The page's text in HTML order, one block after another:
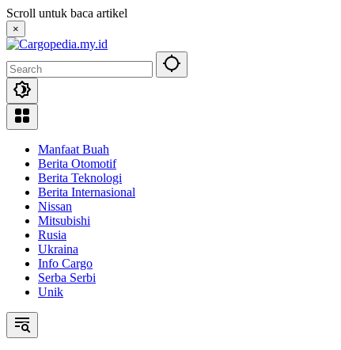
Skip
to
content
Scroll untuk baca artikel
×
Manfaat Buah
Berita Otomotif
Berita Teknologi
Berita Internasional
Nissan
Mitsubishi
Rusia
Ukraina
Info Cargo
Serba Serbi
Unik